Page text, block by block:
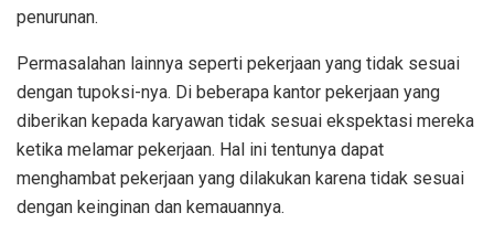
penurunan.
Permasalahan lainnya seperti pekerjaan yang tidak sesuai
dengan tupoksi-nya. Di beberapa kantor pekerjaan yang
diberikan kepada karyawan tidak sesuai ekspektasi mereka
ketika melamar pekerjaan. Hal ini tentunya dapat
menghambat pekerjaan yang dilakukan karena tidak sesuai
dengan keinginan dan kemauannya.